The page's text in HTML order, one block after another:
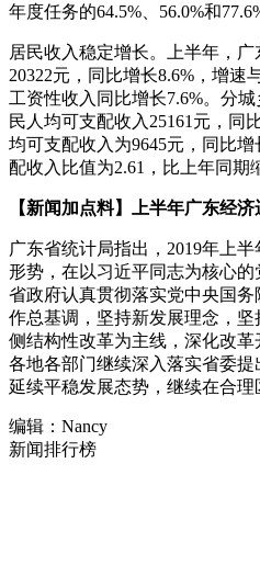
年度任务的64.5%、56.0%和
居民收入稳定增长。上半年，
20322元，同比增长8.6%，增速
工资性收入同比增长7.6%。分
民人均可支配收入25161元，同
均可支配收入为9645元，同比
配收入比值为2.61，比上年同期
【新闻加点料】上半年广东经
广东省统计局指出，2019年上
形势，在以习近平同志为核心
省政府认真贯彻落实党中央国
作总基调，坚持新发展理念，
侧结构性改革为主线，深化改革
各地各部门继续深入落实省委提
延续平稳发展态势，继续在合理
编辑：Nancy
新闻排行榜